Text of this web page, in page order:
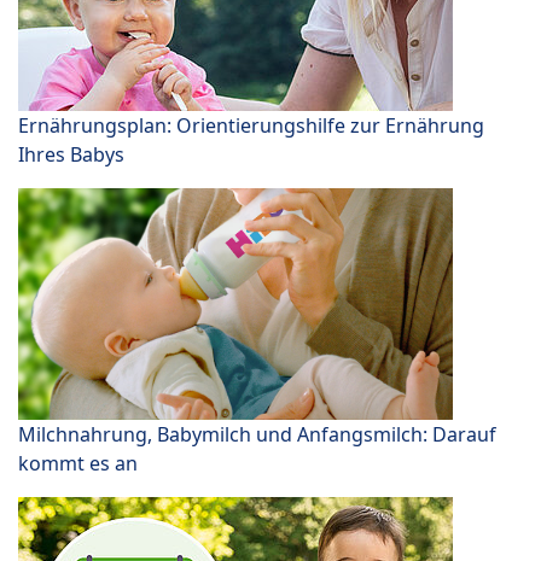
Ernährungsplan: Orientierungshilfe zur Ernährung
Ihres Babys
Milchnahrung, Babymilch und Anfangsmilch: Darauf
kommt es an